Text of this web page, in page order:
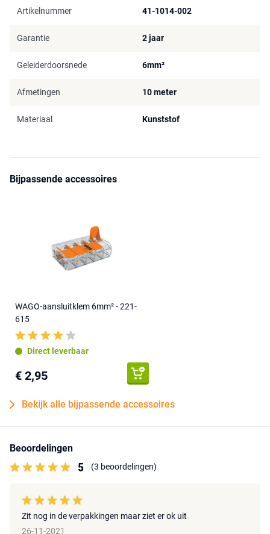
Artikelnummer 41-1014-002
Garantie 2 jaar
Geleiderdoorsnede 6mm²
Afmetingen 10 meter
Materiaal Kunststof
Bijpassende accessoires
WAGO-aansluitklem 6mm² - 221-
615
Direct leverbaar
€ 2,95
Bekijk alle bijpassende accessoires
Beoordelingen
5 (3 beoordelingen)
Zit nog in de verpakkingen maar ziet er ok uit
26-11-2021